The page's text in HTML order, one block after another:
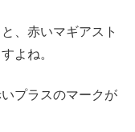
、赤いマギアスト
よね。
プラスのマークが